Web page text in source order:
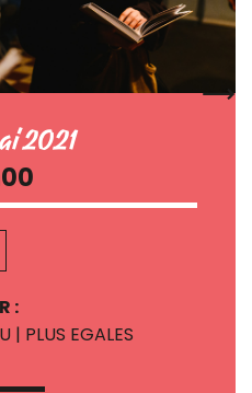
2021
:
| PLUS EGALES